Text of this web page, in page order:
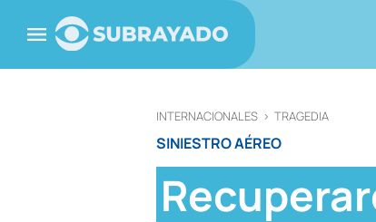
INTERNACIONALES > TRAGEDIA
SINIESTRO AÉREO